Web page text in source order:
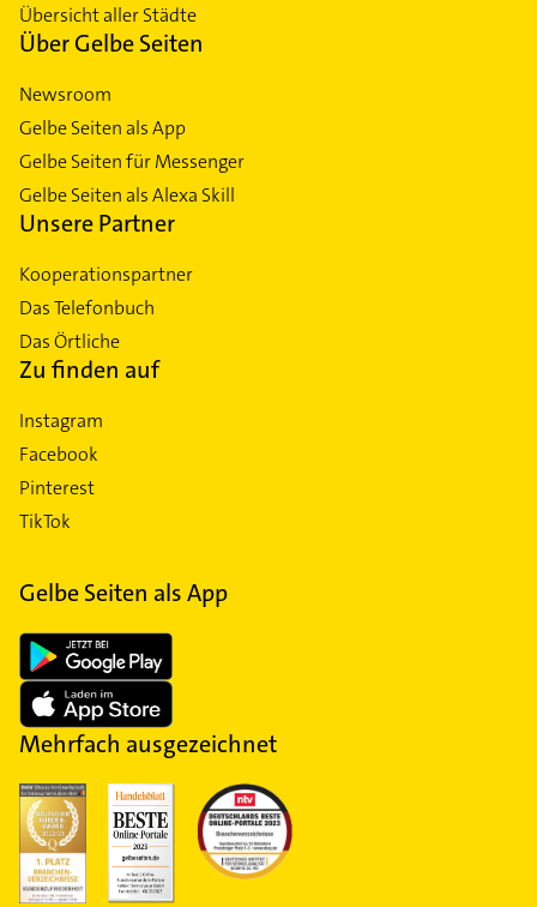
Übersicht aller Städte
Über Gelbe Seiten
Newsroom
Gelbe Seiten als App
Gelbe Seiten für Messenger
Gelbe Seiten als Alexa Skill
Unsere Partner
Kooperationspartner
Das Telefonbuch
Das Örtliche
Zu finden auf
Instagram
Facebook
Pinterest
TikTok
Gelbe Seiten als App
Mehrfach ausgezeichnet